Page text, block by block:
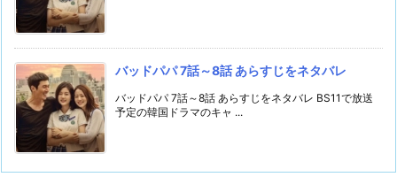
バッドパパ 7話～8話 あらすじをネタバレ
バッドパパ 7話～8話 あらすじをネタバレ BS11で放送
予定の韓国ドラマのキャ ...